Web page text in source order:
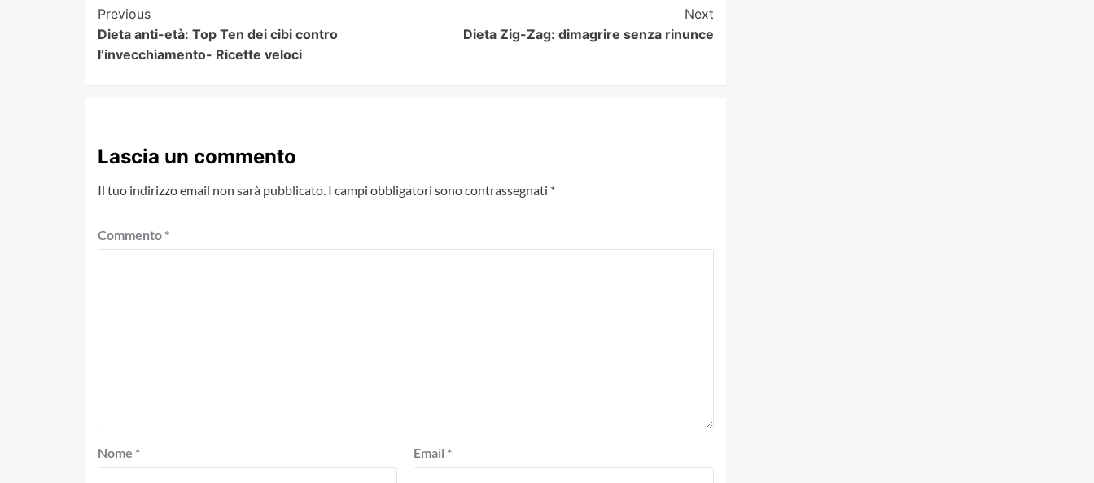
Post
Navigation
Previous
Dieta anti-età: Top Ten dei cibi contro
l’invecchiamento- Ricette veloci
Next
Dieta Zig-Zag: dimagrire senza rinunce
Lascia un commento
Il tuo indirizzo email non sarà pubblicato. I campi obbligatori sono contrassegnati *
Commento *
Nome * Email *